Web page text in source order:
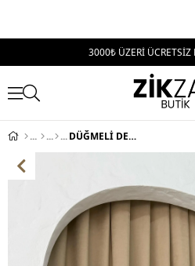
3000₺ ÜZERİ ÜCRETSİZ
DÜĞMELİ DENİM YELEK AÇIK